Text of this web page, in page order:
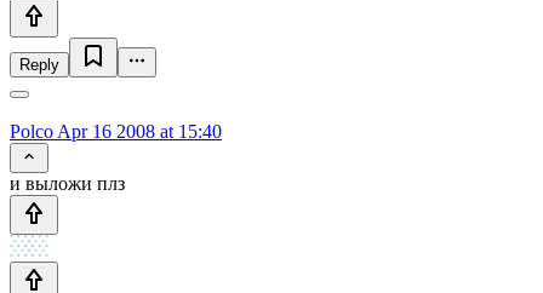
Reply
Polco Apr 16 2008 at 15:40
и выложи плз